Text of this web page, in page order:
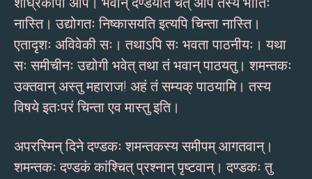
नास्ति। उद्योगतः निष्कासयति इत्यपि चिन्ता नास्ति।
एतादृशः अविवेकी सः। तथाऽपि सः भवता पाठनीयः। यथा
सः समीचीनः उद्योगी भवेत् तथा तं भवान् पाठयतु। शमन्तकः
उक्तवान् अस्तु महाराज! अहं तं सम्यक् पाठयामि। तस्य
विषये इतःपरं चिन्ता एव मास्तु इति।
अपरस्मिन् दिने दण्डकः शमन्तकस्य समीपम् आगतवान्।
शमन्तकः दण्डकं कांश्चित् प्रश्नान् पृष्टवान्। दण्डकः तु